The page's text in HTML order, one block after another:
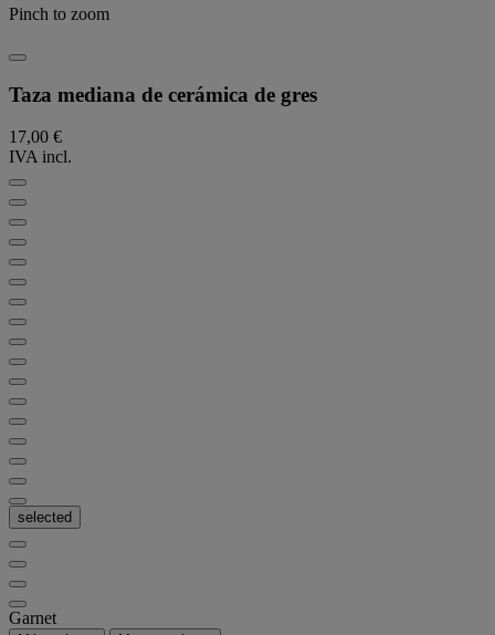
Pinch to zoom
Taza mediana de cerámica de gres
17,00 €
IVA incl.
selected
Garnet